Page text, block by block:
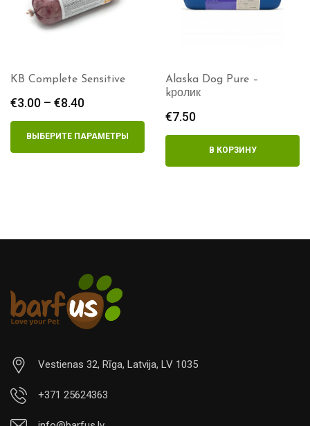
Alaska Dog Pure –
Rafus Menu Кролик/Утка
1kg
€9.00
В КОРЗИНУ
Vestienas 32, Rīga, Latvija, LV 1035
+371 25624363